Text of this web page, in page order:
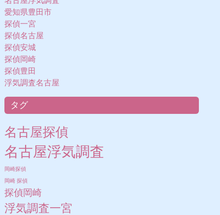
愛知県豊田市
探偵一宮
探偵名古屋
探偵安城
探偵岡崎
探偵豊田
浮気調査名古屋
タグ
名古屋探偵
名古屋浮気調査
岡崎探偵
岡崎 探偵
探偵岡崎
浮気調査一宮